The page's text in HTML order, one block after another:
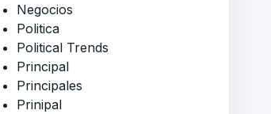
Negocios
Politica
Political Trends
Principal
Principales
Prinipal